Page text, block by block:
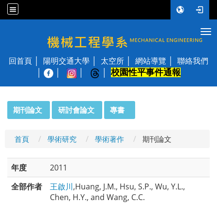
國立陽明交通大學 機械工程學系
回首頁 陽明交通大學 太空所 網站導覽
聯絡我們
校園性平事件通報
期刊論文 研討會論文 專書
首頁 學術研究 學術著作 期刊論文
年度
2011
全部作者
王啟川,Huang, J.M., Hsu, S.P., Wu, Y.L.,
Chen, H.Y., and Wang, C.C.